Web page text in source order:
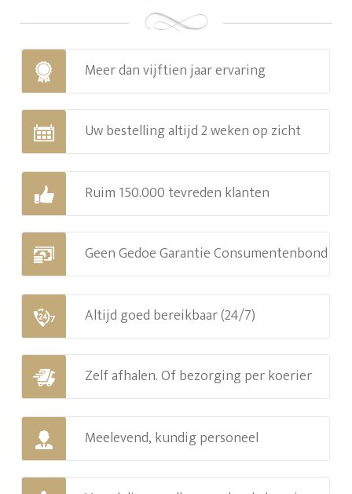
Meer dan vijftien jaar ervaring
Uw bestelling altijd 2 weken op zicht
Ruim 150.000 tevreden klanten
Geen Gedoe Garantie Consumentenbond
Altijd goed bereikbaar (24/7)
Zelf afhalen. Of bezorging per koerier
Meelevend, kundig personeel